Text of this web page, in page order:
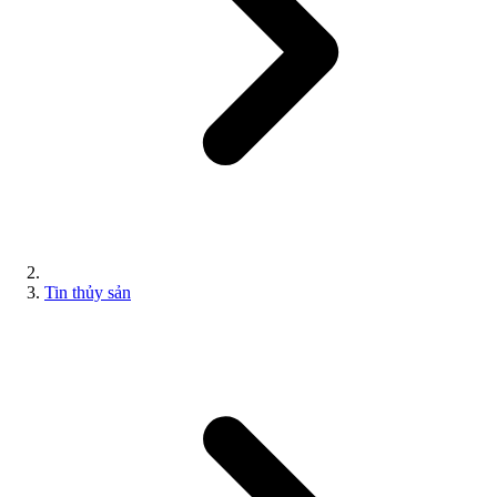
Tin thủy sản